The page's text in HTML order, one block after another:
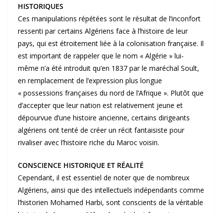
HISTORIQUES
Ces manipulations répétées sont le résultat de l’inconfort
ressenti par certains Algériens face à l’histoire de leur
pays, qui est étroitement liée à la colonisation française. Il
est important de rappeler que le nom « Algérie » lui-
même n’a été introduit qu’en 1837 par le maréchal Soult,
en remplacement de l’expression plus longue
« possessions françaises du nord de l’Afrique ». Plutôt que
d’accepter que leur nation est relativement jeune et
dépourvue d’une histoire ancienne, certains dirigeants
algériens ont tenté de créer un récit fantaisiste pour
rivaliser avec l’histoire riche du Maroc voisin.
CONSCIENCE HISTORIQUE ET RÉALITÉ
Cependant, il est essentiel de noter que de nombreux
Algériens, ainsi que des intellectuels indépendants comme
l’historien Mohamed Harbi, sont conscients de la véritable